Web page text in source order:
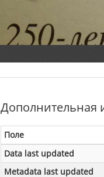
Дополнительная
Поле
Data last updated
Metadata last updated